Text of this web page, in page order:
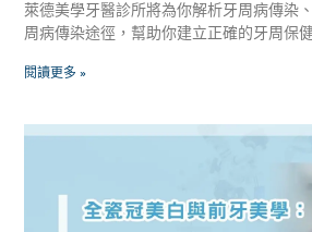
萊德美學牙醫診所將為你解析牙周病傳染
周病傳染途徑，幫助你建立正確的牙周保
閱讀更多 »